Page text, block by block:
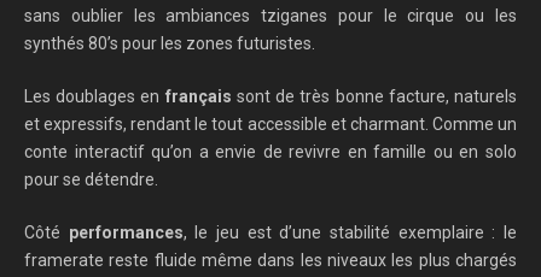
sans oublier les ambiances tziganes pour le cirque ou les
synthés 80’s pour les zones futuristes.
Les doublages en français sont de très bonne facture, naturels
et expressifs, rendant le tout accessible et charmant. Comme un
conte interactif qu’on a envie de revivre en famille ou en solo
pour se détendre.
Côté performances, le jeu est d’une stabilité exemplaire : le
framerate reste fluide même dans les niveaux les plus chargés